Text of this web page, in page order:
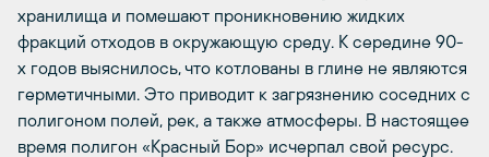
хранилища и помешают проникновению жидких
фракций отходов в окружающую среду. К середине 90-
х годов выяснилось, что котлованы в глине не являются
герметичными. Это приводит к загрязнению соседних с
полигоном полей, рек, а также атмосферы. В настоящее
время полигон «Красный Бор» исчерпал свой ресурс.